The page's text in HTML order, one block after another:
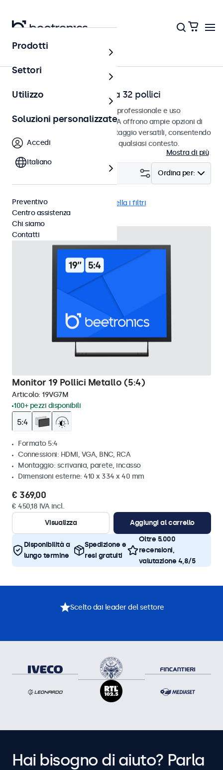
Home
Monitor video RCA da 7 a 32 pollici
Monitor RCA progettati per uso professionale e uso
continuativo. Questi monitor RCA offrono ampie opzioni di
configurazione e opzioni di montaggio versatili, consentendo
loro di integrarsi perfettamente qualsiasi contesto.
Mostra di più
Ordina per:
RCA Antivandalismo Cancella i filtri
Monitor 19 Pollici Metallo (5:4)
Articolo: 19VG7M
100+ pezzi disponibili
Formato 5:4
Connessioni: HDMI, VGA, BNC, RCA
Montaggio: scrivania, parete, incasso
Dimensioni esterne: 410 x 334 x 40 mm
€ 369,00
€ 450,18 IVA incl.
Visualizza
Aggiungi al carrello
Disponibilità a
lungo termine
Spedizione e
resi gratuiti
Oltre 5.000
recensioni,
valutazione 4,8/5
Prodotti
Settori
Utilizzo
Soluzioni personalizzate
Accedi
Italiano
Preventivo
Centro assistenza
Chi siamo
Contatti
Scelto dai leader del settore
Hai bisogno di aiuto? Parla